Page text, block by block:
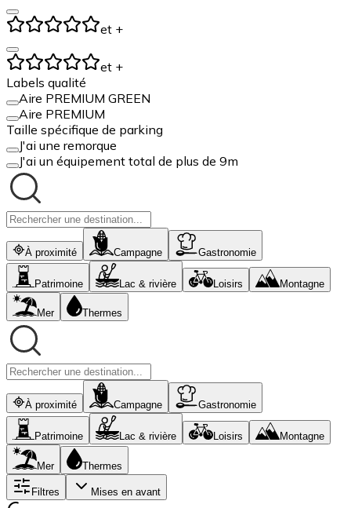
et +
et +
Labels qualité
Aire PREMIUM GREEN
Aire PREMIUM
Taille spécifique de parking
J'ai une remorque
J'ai un équipement total de plus de 9m
À proximité Campagne Gastronomie
Patrimoine Lac & rivière Loisirs Montagne
Mer Thermes
À proximité Campagne Gastronomie
Patrimoine Lac & rivière Loisirs Montagne
Mer Thermes
Filtres Mises en avant